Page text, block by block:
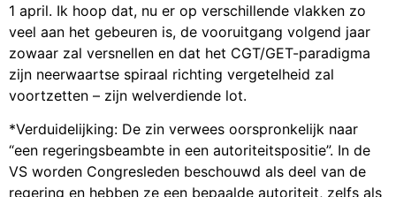
1 april. Ik hoop dat, nu er op verschillende vlakken zo
veel aan het gebeuren is, de vooruitgang volgend jaar
zowaar zal versnellen en dat het CGT/GET-paradigma
zijn neerwaartse spiraal richting vergetelheid zal
voortzetten – zijn welverdiende lot.
*Verduidelijking: De zin verwees oorspronkelijk naar
“een regeringsbeambte in een autoriteitspositie”. In de
VS worden Congresleden beschouwd als deel van de
regering en hebben ze een bepaalde autoriteit, zelfs als